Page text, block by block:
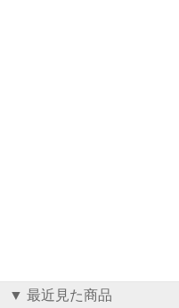
▼ 最近見た商品